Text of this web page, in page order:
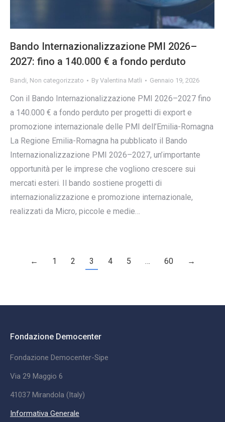
Bando Internazionalizzazione PMI 2026–
2027: fino a 140.000 € a fondo perduto
Bandi, Non categorizzato By Valentina Matli Gennaio 19, 2026
Con il Bando Internazionalizzazione PMI 2026–2027 fino
a 140.000 € a fondo perduto per progetti di export e
promozione internazionale delle PMI dell’Emilia-Romagna
La Regione Emilia-Romagna ha pubblicato il Bando
Internazionalizzazione PMI 2026–2027, un’importante
opportunità per le imprese che vogliono crescere sui
mercati esteri. Il bando sostiene progetti di
internazionalizzazione e promozione internazionale,
realizzati da Micro, piccole e medie…
← 1 2 3 4 5 … 60 →
Fondazione Democenter
Fondazione Democenter-Sipe
Via 29 Maggio 6
41037 Mirandola (Italy)
Informativa Generale